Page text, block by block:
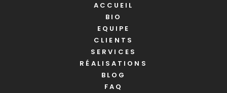
ACCUEIL
BIO
EQUIPE
CLIENTS
SERVICES
RÉALISATIONS
BLOG
FAQ